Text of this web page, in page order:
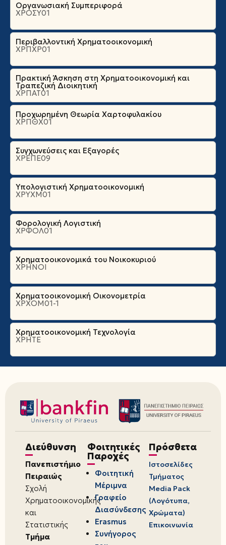
Οργανωσιακή Συμπεριφορά
ΧΡΟΣΥ01
Περιβαλλοντική Χρηματοοικονομική
ΧΡΠΧΡ01
Πρακτική Άσκηση στη Χρηματοοικονομική και
Τραπεζική Διοικητική
ΧΡΠΑΤ01
Προχωρημένη Θεωρία Χαρτοφυλακίου
ΧΡΠΘΧ01
Συγχωνεύσεις και Εξαγορές
ΧΡΕΠΕ09
Υπολογιστική Χρηματοοικονομική
ΧΡΥΧΜ01
Φορολογική Λογιστική
ΧΡΦΟΛ01
Χρηματοοικονομικά του Νοικοκυριού
ΧΡΗΝΟΙ
Χρηματοοικονομική Οικονομετρία
ΧΡΧΟΜ01-1
Χρηματοοικονομική Τεχνολογία
ΧΡΗΤΕ
Διεύθυνση
Πανεπιστήμιο
Πειραιώς
Σχολή
Χρηματοοικονομικής
και
Στατιστικής
Τμήμα
Φοιτητικές
Παροχές
Φοιτητική
Μέριμνα
Γραφείο
Διασύνδεσης
Erasmus
Συνήγορος
Πρόσθετα
Ιστοσελίδες
Τμήματος
Media Pack
(Λογότυπα,
Χρώματα)
Επικοινωνία